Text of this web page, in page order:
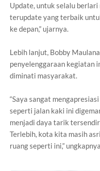
Update, untuk selalu
terupdate yang terbaik
ke depan,” ujarnya.
Lebih lanjut, Bobby
penyelenggaraan kegiatan
diminati masyarakat.
“Saya sangat
seperti jalan kaki ini
menjadi daya tarik
Terlebih, kota kita masih
ruang seperti ini,”